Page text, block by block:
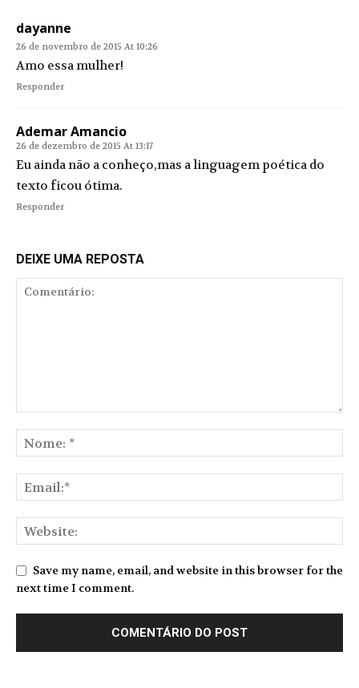
dayanne
26 de novembro de 2015 At 10:26
Amo essa mulher!
Responder
Ademar Amancio
26 de dezembro de 2015 At 13:17
Eu ainda não a conheço,mas a linguagem poética do
texto ficou ótima.
Responder
DEIXE UMA REPOSTA
Save my name, email, and website in this browser for the
next time I comment.